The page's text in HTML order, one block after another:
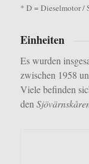
* D = Dieselmotor /
Einheiten
Es wurden
zwischen 1958
Viele befinden
den